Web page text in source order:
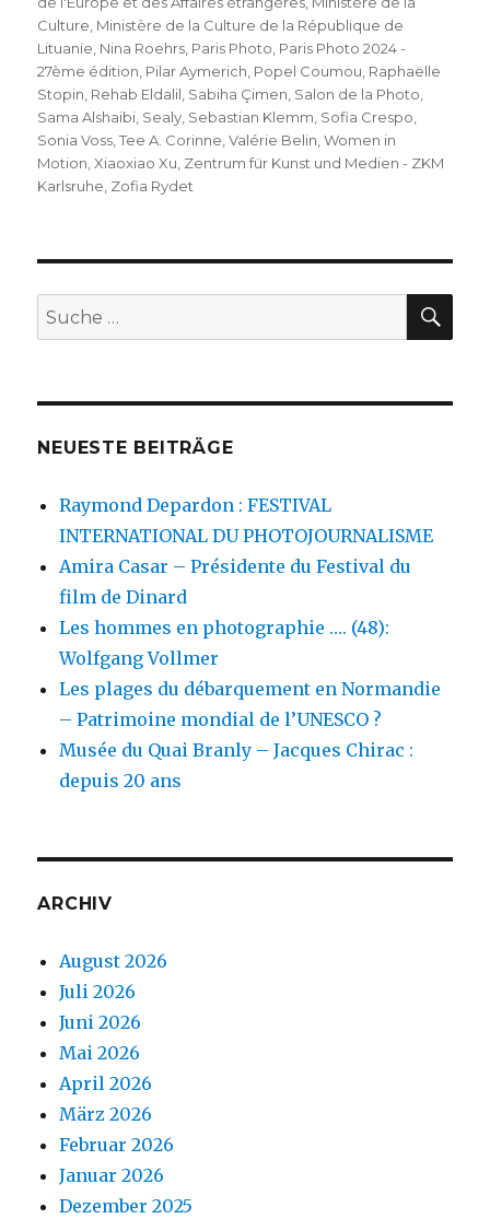
Culture, Ministère de la Culture de la République de
Lituanie, Nina Roehrs, Paris Photo, Paris Photo 2024 -
27ème édition, Pilar Aymerich, Popel Coumou, Raphaëlle
Stopin, Rehab Eldalil, Sabiha Çimen, Salon de la Photo,
Sama Alshaibi, Sealy, Sebastian Klemm, Sofia Crespo,
Sonia Voss,Tee A. Corinne,Valérie Belin,Women in
Motion,Xiaoxiao Xu, Zentrum für Kunst und Medien - ZKM
Karlsruhe, Zofia Rydet
Suche
nach:
NEUESTE BEITRÄGE
Raymond Depardon : FESTIVAL
INTERNATIONAL DU PHOTOJOURNALISME
Amira Casar – Présidente du Festival du
film de Dinard
Les hommes en photographie …. (48):
Wolfgang Vollmer
Les plages du débarquement en Normandie
– Patrimoine mondial de l’UNESCO ?
Musée du Quai Branly – Jacques Chirac :
depuis 20 ans
ARCHIV
August 2026
Juli 2026
Juni 2026
Mai 2026
April 2026
März 2026
Februar 2026
Januar 2026
Dezember 2025